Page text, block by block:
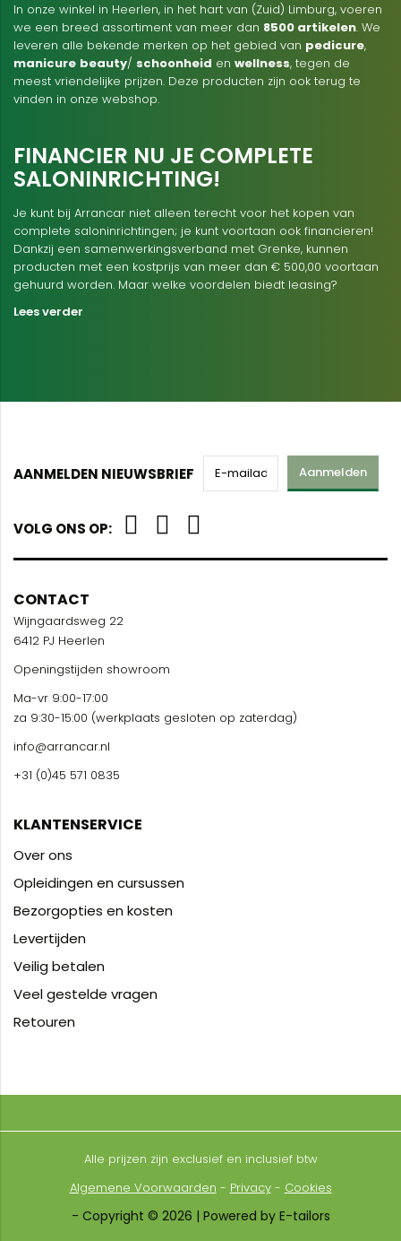
In onze winkel in Heerlen, in het hart van (Zuid) Limburg, voeren
we een breed assortiment van meer dan 8500 artikelen. We
leveren alle bekende merken op het gebied van pedicure,
manicure beauty/ schoonheid en wellness, tegen de
meest vriendelijke prijzen. Deze producten zijn ook terug te
vinden in onze webshop.
FINANCIER NU JE COMPLETE
SALONINRICHTING!
Je kunt bij Arrancar niet alleen terecht voor het kopen van
complete saloninrichtingen; je kunt voortaan ook financieren!
Dankzij een samenwerkingsverband met Grenke, kunnen
producten met een kostprijs van meer dan € 500,00 voortaan
gehuurd worden. Maar welke voordelen biedt leasing?
Lees verder
AANMELDEN NIEUWSBRIEF Aanmelden
VOLG ONS OP:
CONTACT
Wijngaardsweg 22
6412 PJ Heerlen
Openingstijden showroom
Ma-vr 9:00-17:00
za 9:30-15:00 (werkplaats gesloten op zaterdag)
info@arrancar.nl
+31 (0)45 571 0835
KLANTENSERVICE
Over ons
Opleidingen en cursussen
Bezorgopties en kosten
Levertijden
Veilig betalen
Veel gestelde vragen
Retouren
Alle prijzen zijn exclusief en inclusief btw
Algemene Voorwaarden - Privacy- Cookies
- Copyright © 2026 | Powered by E-tailors